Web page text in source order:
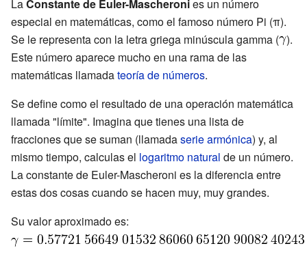
LaConstante de Euler-Mascheronies un número
especial en matemáticas, como el famoso número Pi (π).
Se le representa con la letra griega minúscula gamma ( ).
Este número aparece mucho en una rama de las
matemáticas llamadateoría de números.
Se define como el resultado de una operación matemática
llamada "límite". Imagina que tienes una lista de
fracciones que se suman (llamadaserie armónica) y, al
mismo tiempo, calculas el logaritmo natural de un número.
La constante de Euler-Mascheroni es la diferencia entre
estas dos cosas cuando se hacen muy, muy grandes.
Su valor aproximado es: